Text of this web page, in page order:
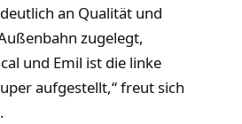
an Qualität und
zugelegt,
und Emil ist die linke
aufgestellt,“ freut sich